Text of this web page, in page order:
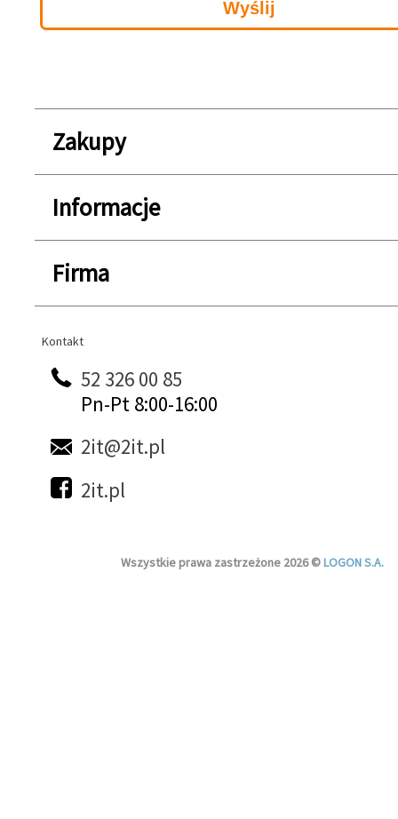
Zakupy
Informacje
Firma
Kontakt
Kontakt
52 326 00 85
Pn-Pt 8:00-16:00
2it@2it.pl
2it.pl
Wszystkie prawa zastrzeżone 2026 ©LOGON S.A.